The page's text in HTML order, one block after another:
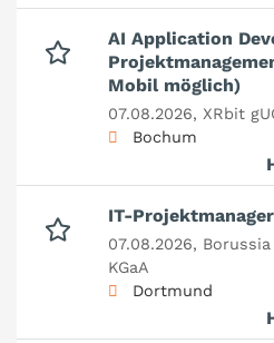
AI Application
Mobil möglich)
07.08.2026, XRbit
Bochum
IT-
07.08.2026,
KGaA
Dortmund